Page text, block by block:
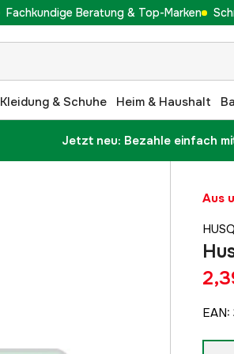
Fachkundige Beratung & Top-Marken
Kleidung & Schuhe Heim & Haushalt
Jetzt neu: Bezahle einfach
Aus
EAN: